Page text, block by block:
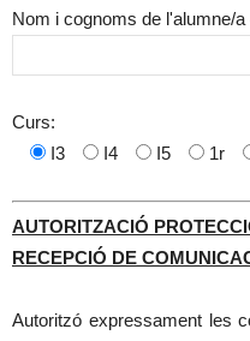
Nom i cognoms de l'alumne/a
Curs:
I3
I4 I5 1r
AUTORITZACIÓ
RECEPCIÓ DE
Autoritzó expressament les